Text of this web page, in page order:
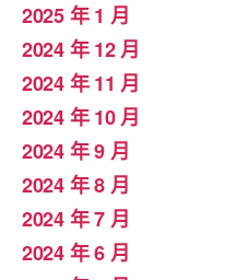
2025 年 1 月
2024 年 12 月
2024 年 11 月
2024 年 10 月
2024 年 9 月
2024 年 8 月
2024 年 7 月
2024 年 6 月